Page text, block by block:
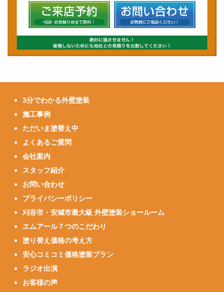
3分でわかる外壁塗装
施工事例
ただいま塗替え中
よくあるご質問
会社案内
スタッフ紹介
お問い合わせ
プライバシーポリシー
刈谷市・安城市最大級 外壁塗装ショールーム
エムアール７つのこだわり
塗り替え価格の考え方
安心コミコミ価格塗装プラン
ラジオ出演
お客様の声